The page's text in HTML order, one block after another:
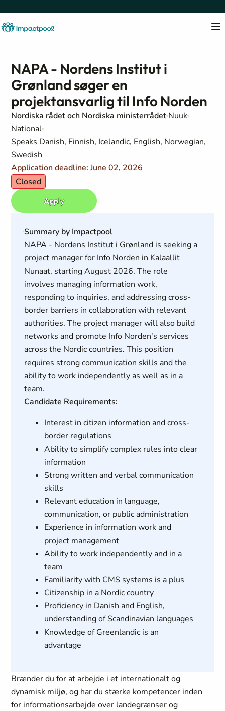
NAPA - Nordens Institut i
Grønland søger en
projektansvarlig til Info Norden
Nordiska rådet och Nordiska ministerrådet Nuuk
National
Speaks Danish, Finnish, Icelandic, English, Norwegian,
Swedish
Application deadline: June 02, 2026
Closed
Apply
Summary by Impactpool
NAPA - Nordens Institut i Grønland is seeking a
project manager for Info Norden in Kalaallit
Nunaat, starting August 2026. The role
involves managing information work,
responding to inquiries, and addressing cross-
border barriers in collaboration with relevant
authorities. The project manager will also build
networks and promote Info Norden's services
across the Nordic countries. This position
requires strong communication skills and the
ability to work independently as well as in a
team.
Candidate Requirements:
Interest in citizen information and cross-
border regulations
Ability to simplify complex rules into clear
information
Strong written and verbal communication
skills
Relevant education in language,
communication, or public administration
Experience in information work and
project management
Ability to work independently and in a
team
Familiarity with CMS systems is a plus
Citizenship in a Nordic country
Proficiency in Danish and English,
understanding of Scandinavian languages
Knowledge of Greenlandic is an
advantage
Brænder du for at arbejde i et internationalt og
dynamisk miljø, og har du stærke kompetencer inden
for informationsarbejde over landegrænser og